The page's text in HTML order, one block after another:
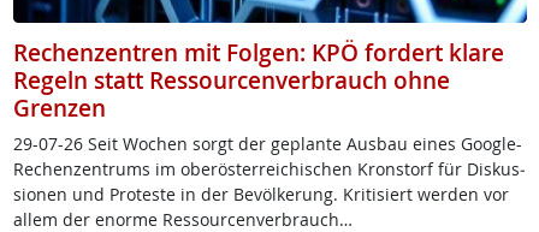
Rechenzentren mit Folgen: KPÖ fordert klare
Regeln statt Ressourcenverbrauch ohne
Grenzen
29-07-26 Seit Wo­chen sorgt der ge­plan­te Aus­bau ei­nes Goog­le-
Re­chen­zen­trums im ober­ös­t­er­rei­chi­schen Kron­s­torf für Dis­kus­
sio­nen und Pro­tes­te in der Be­völ­ke­rung. Kri­ti­siert wer­den vor
al­lem der enor­me Res­sour­cen­ver­brauch…